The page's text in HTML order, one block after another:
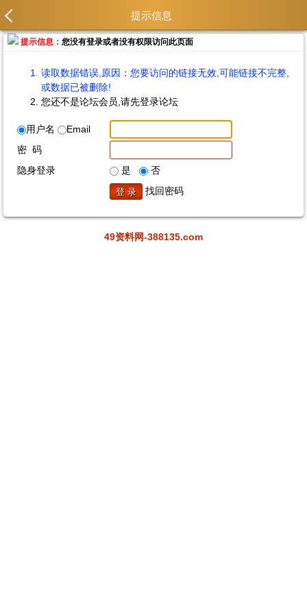
提示信息
提示信息：您没有登录或者没有权限访问此页面
读取数据错误,原因：您要访问的链接无效,可能链接不完整,
或数据已被删除!
您还不是论坛会员,请先登录论坛
用户名
Email
密 码
隐身登录
是
否
找回密码
49资料网-388135.com